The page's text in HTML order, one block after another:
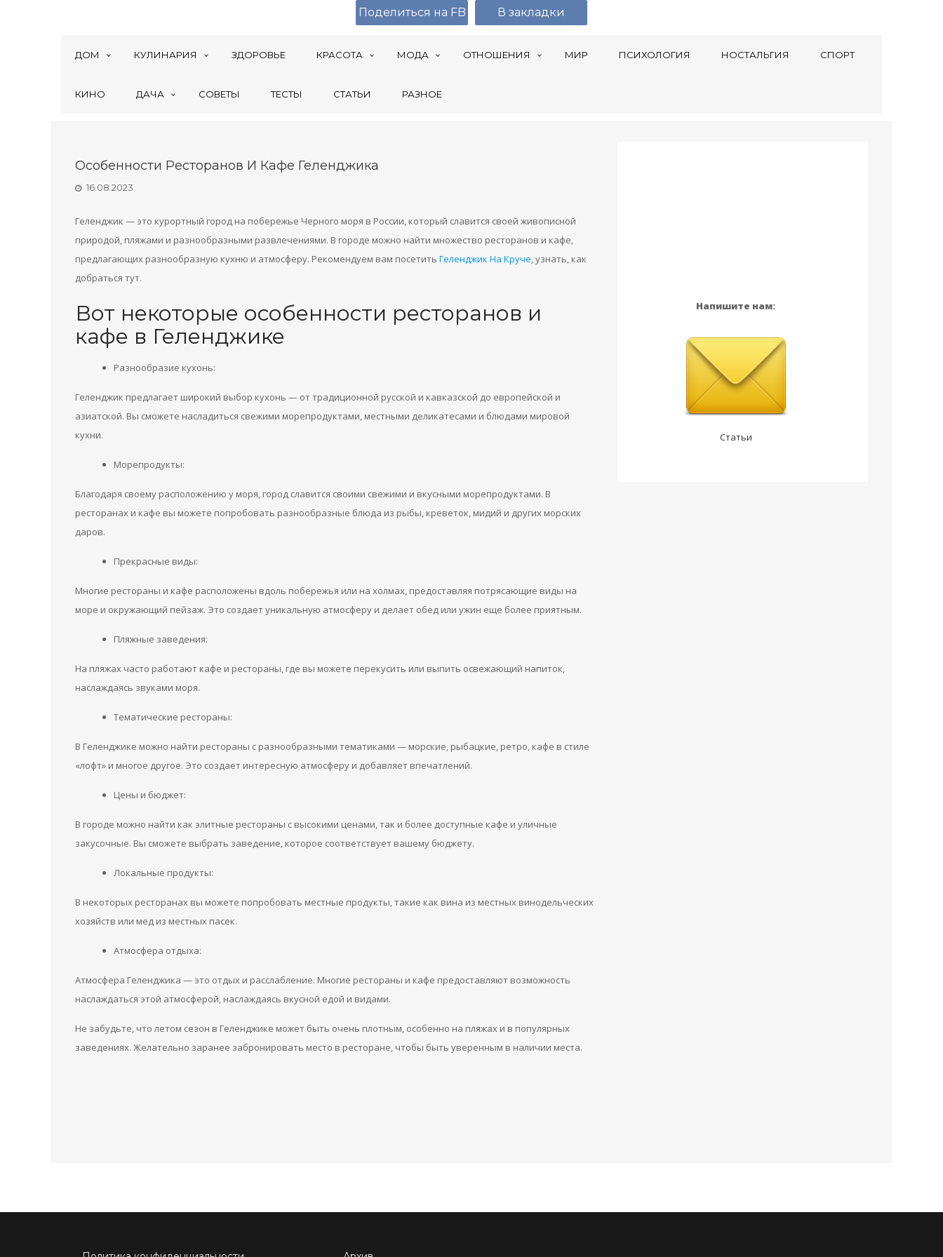
ДОМ КУЛИНАРИЯ ЗДОРОВЬЕ КРАСОТА МОДА ОТНОШЕНИЯ МИР ПСИХОЛОГИЯ НОСТАЛЬГИЯ СПОРТ
КИНО ДАЧА СОВЕТЫ ТЕСТЫ СТАТЬИ РАЗНОЕ
Особенности Ресторанов И Кафе Геленджика
16.08.2023
Геленджик — это курортный город на побережье Черного моря в России, который славится своей живописной
природой, пляжами и разнообразными развлечениями. В городе можно найти множество ресторанов и кафе,
предлагающих разнообразную кухню и атмосферу. Рекомендуем вам посетить Геленджик На Круче, узнать, как
добраться тут.
Вот некоторые особенности ресторанов и
кафе в Геленджике
Разнообразие кухонь:
Геленджик предлагает широкий выбор кухонь — от традиционной русской и кавказской до европейской и
азиатской. Вы сможете насладиться свежими морепродуктами, местными деликатесами и блюдами мировой
кухни.
Морепродукты:
Благодаря своему расположению у моря, город славится своими свежими и вкусными морепродуктами. В
ресторанах и кафе вы можете попробовать разнообразные блюда из рыбы, креветок, мидий и других морских
даров.
Прекрасные виды:
Многие рестораны и кафе расположены вдоль побережья или на холмах, предоставляя потрясающие виды на
море и окружающий пейзаж. Это создает уникальную атмосферу и делает обед или ужин еще более приятным.
Пляжные заведения:
На пляжах часто работают кафе и рестораны, где вы можете перекусить или выпить освежающий напиток,
наслаждаясь звуками моря.
Тематические рестораны:
В Геленджике можно найти рестораны с разнообразными тематиками — морские, рыбацкие, ретро, кафе в стиле
«лофт» и многое другое. Это создает интересную атмосферу и добавляет впечатлений.
Цены и бюджет:
В городе можно найти как элитные рестораны с высокими ценами, так и более доступные кафе и уличные
закусочные. Вы сможете выбрать заведение, которое соответствует вашему бюджету.
Локальные продукты:
В некоторых ресторанах вы можете попробовать местные продукты, такие как вина из местных винодельческих
хозяйств или мед из местных пасек.
Атмосфера отдыха:
Атмосфера Геленджика — это отдых и расслабление. Многие рестораны и кафе предоставляют возможность
наслаждаться этой атмосферой, наслаждаясь вкусной едой и видами.
Не забудьте, что летом сезон в Геленджике может быть очень плотным, особенно на пляжах и в популярных
заведениях. Желательно заранее забронировать место в ресторане, чтобы быть уверенным в наличии места.
Напишите нам:
Статьи
Поделиться на FB В закладки